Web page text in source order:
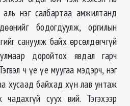
нэг салбартаа амжилтанд
бодогдуулж, оргилын
сануулж байх өрсөлдөгчгүй
доройтох явдал гарч
ч үе үе муугаа мэдэрч, нэг
хусаад байхад хүн лав унтаж
чадахгүй суух вий. Тэгэхээр